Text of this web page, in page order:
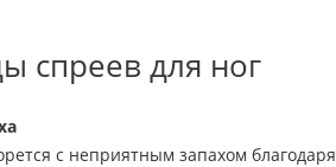
спреев для ног
с неприятным запахом